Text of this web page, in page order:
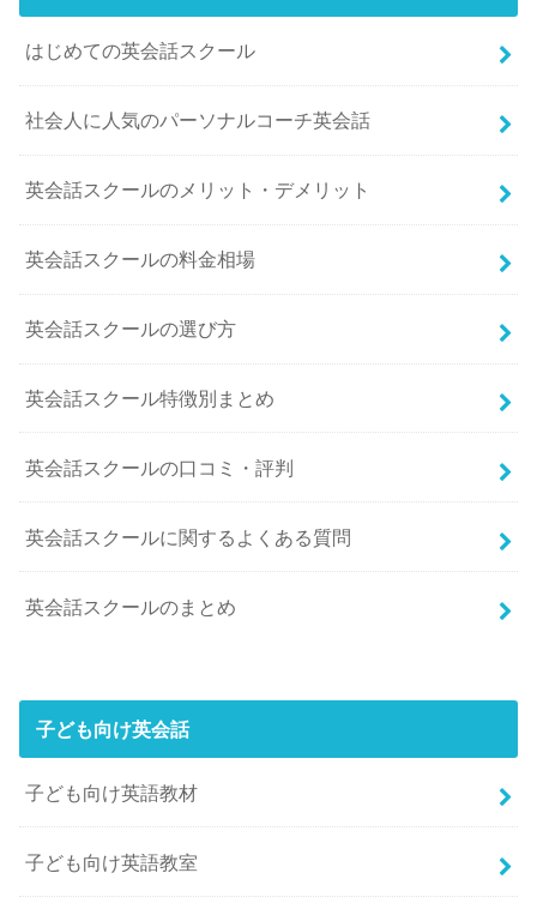
はじめての英会話スクール
社会人に人気のパーソナルコーチ英会話
英会話スクールのメリット・デメリット
英会話スクールの料金相場
英会話スクールの選び方
英会話スクール特徴別まとめ
英会話スクールの口コミ・評判
英会話スクールに関するよくある質問
英会話スクールのまとめ
子ども向け英会話
子ども向け英語教材
子ども向け英語教室